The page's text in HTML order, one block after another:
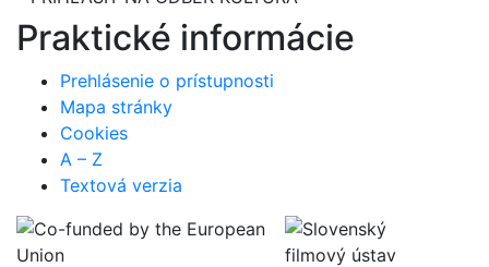
Praktické informácie
Prehlásenie o prístupnosti
Mapa stránky
Cookies
A – Z
Textová verzia